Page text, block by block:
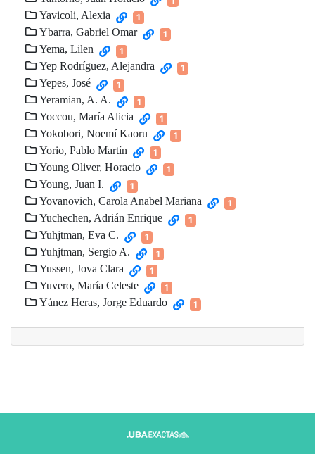
Yavicoli, Alexia 1
Ybarra, Gabriel Omar 1
Yema, Lilen 1
Yep Rodríguez, Alejandra 1
Yepes, José 1
Yeramian, A. A. 1
Yoccou, María Alicia 1
Yokobori, Noemí Kaoru 1
Yorio, Pablo Martín 1
Young Oliver, Horacio 1
Young, Juan I. 1
Yovanovich, Carola Anabel Mariana 1
Yuchechen, Adrián Enrique 1
Yuhjtman, Eva C. 1
Yuhjtman, Sergio A. 1
Yussen, Jova Clara 1
Yuvero, María Celeste 1
Yánez Heras, Jorge Eduardo 1